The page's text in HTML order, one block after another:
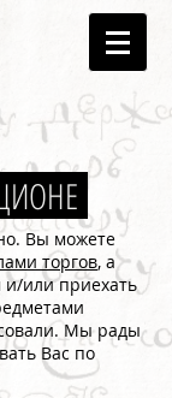
Вы можете
торгов, а
и/или приехать
Мы рады
Вас по